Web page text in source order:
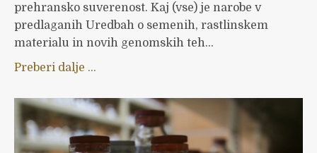
prehransko suverenost. Kaj (vse) je narobe v
predlaganih Uredbah o semenih, rastlinskem
materialu in novih genomskih teh...
Preberi dalje ...